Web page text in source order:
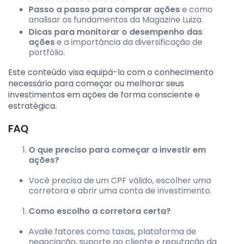
Passo a passo para comprar açõese como
analisar os fundamentos da Magazine Luiza.
Dicas para monitorar o desempenho das
açõese a importância da diversificação de
portfólio.
Este conteúdo visa equipá-lo com o conhecimento
necessário para começar ou melhorar seus
investimentos em ações de forma consciente e
estratégica.
FAQ
O que preciso para começar a investir em
ações?
Você precisa de um CPF válido, escolher uma
corretora e abrir uma conta de investimento.
Como escolho a corretora certa?
Avalie fatores como taxas, plataforma de